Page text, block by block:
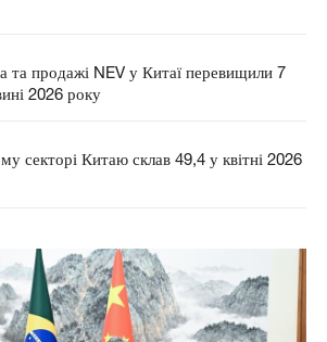
та продажі NEV у Китаї перевищили 7
2026 року
секторі Китаю склав 49,4 у квітні 2026